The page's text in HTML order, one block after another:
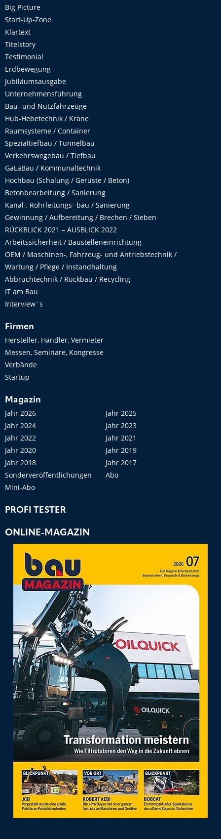
Big Picture
Start-Up-Zone
Klartext
Titelstory
Testimonial
Erdbewegung
Jubiläumsausgabe
Unternehmensführung
Bau- und Nutzfahrzeuge
Hub-Hebetechnik / Krane
Raumsysteme / Container
Spezialtiefbau / Tunnelbau
Verkehrswegebau / Tiefbau
GaLaBau / Kommunaltechnik
Hochbau (Schalung / Gerüste / Beton)
Betonbearbeitung / Sanierung
Kanal-, Rohrleitungs- bau / Sanierung
Gewinnung / Aufbereitung / Brechen / Sieben
RÜCKBLICK 2021 – AUSBLICK 2022
Arbeitssicherheit / Baustelleneinrichtung
OEM / Maschinen-, Fahrzeug- und Antriebstechnik /
Wartung / Pflege / Instandhaltung
Abbruchtechnik / Rückbau / Recycling
IT am Bau
Interview´s
Firmen
Hersteller, Händler, Vermieter
Messen, Seminare, Kongresse
Verbände
Startup
Magazin
Jahr 2026
Jahr 2025
Jahr 2024
Jahr 2023
Jahr 2022
Jahr 2021
Jahr 2020
Jahr 2019
Jahr 2018
Jahr 2017
Sonderveröffentlichungen
Abo
Mini-Abo
PROFI TESTER
ONLINE-MAGAZIN